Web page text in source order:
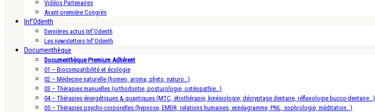
Vidéos Partenaires
Avant-première Congrès
Inf’Odenth
Dernières actus Inf’Odenth
Les newsletters Inf’Odenth
Documenthèque
Documenthèque Premium Adhérent
01 – Biocompatibilité et écologie
02 – Médecine naturelle (homeo, aroma, phyto, naturo…)
03 – Thérapies manuelles (orthodontie, posturologie, ostéopathie…)
04 – Thérapies énergétiques & quantiques (MTC, étiothérapie, kinésiologie, décryptage dentaire, réflexologie bucco-dentaire…)
05 – Thérapies psycho-corporelles (hypnose, EMDR, relations humaines, ennéagramme, PNL, sophrologie, méditation…)